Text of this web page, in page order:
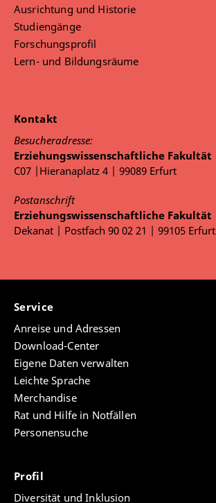
Ausrichtung und Historie
Studiengänge
Forschungsprofil
Lern- und Bildungsräume
Kontakt
Besucheradresse:
Erziehungswissenschaftliche Fakultät
C07 |Hieranaplatz 4 | 99089 Erfurt
Postanschrift
Erziehungswissenschaftliche Fakultät
Dekanat | Postfach 90 02 21 | 99105 Erfurt
Service
Anreise und Adressen
Download-Center
Eigene Daten verwalten
Leichte Sprache
Merchandise
Rat und Hilfe in Notfällen
Personensuche
Profil
Diversität und Inklusion